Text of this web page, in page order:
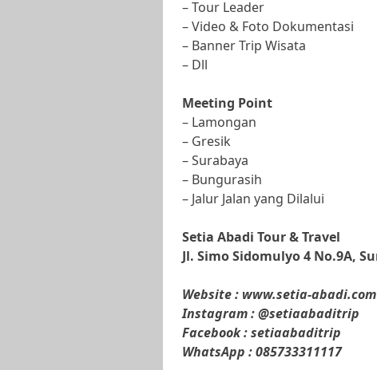
– Tour Leader
– Video & Foto Dokumentasi
– Banner Trip Wisata
– Dll
Meeting Point
– Lamongan
– Gresik
– Surabaya
– Bungurasih
– Jalur Jalan yang Dilalui
Setia Abadi Tour & Travel
Jl. Simo Sidomulyo 4 No.9A,
Website : www.setia-abadi.com
Instagram : @setiaabaditrip
Facebook : setiaabaditrip
WhatsApp : 085733311117